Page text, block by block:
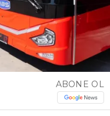
Telegram
ABONE OL